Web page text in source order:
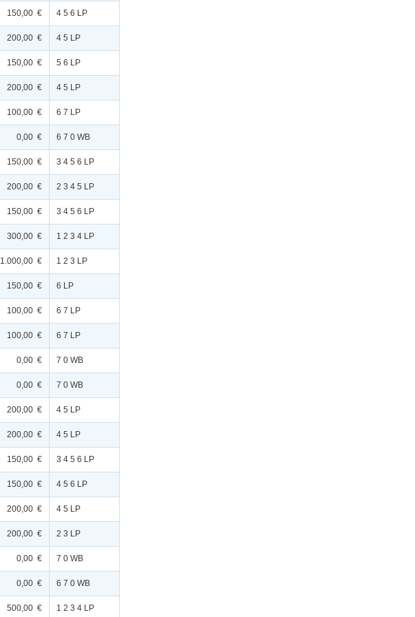
150,00 € 4 5 6 LP
200,00 € 4 5 LP
150,00 € 5 6 LP
200,00 € 4 5 LP
100,00 € 6 7 LP
0,00 € 6 7 0 WB
150,00 € 3 4 5 6 LP
200,00 € 2 3 4 5 LP
150,00 € 3 4 5 6 LP
300,00 € 1 2 3 4 LP
1.000,00 € 1 2 3 LP
150,00 € 6 LP
100,00 € 6 7 LP
100,00 € 6 7 LP
0,00 € 7 0 WB
0,00 € 7 0 WB
200,00 € 4 5 LP
200,00 € 4 5 LP
150,00 € 3 4 5 6 LP
150,00 € 4 5 6 LP
200,00 € 4 5 LP
200,00 € 2 3 LP
0,00 € 7 0 WB
0,00 € 6 7 0 WB
500,00 € 1 2 3 4 LP